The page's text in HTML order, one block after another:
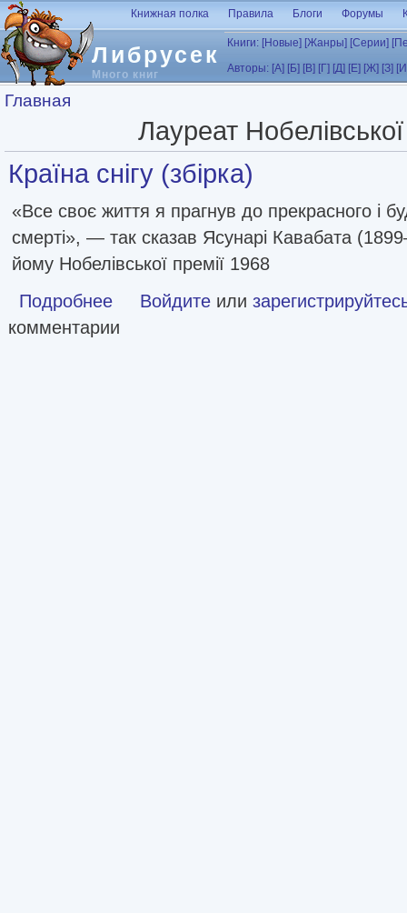
Перейти к основному содержанию
Либрусек
Много книг
Книжная полка Правила Блоги Форумы
Книги: [Новые] [Жанры] [Серии]
Авторы: [А] [Б] [В] [Г] [Д] [Е] [Ж] [З]
Вы здесь
Главная
Лауреат Нобелівської
Країна снігу (збірка)
«Все своє життя я прагнув до прекрасного і
смерті», — так сказав Ясунарі Кавабата
йому Нобелівської премії 1968
Подробнее о Країна снігу (збірка)
Войдите или
комментарии